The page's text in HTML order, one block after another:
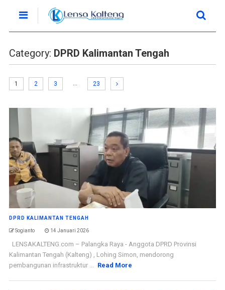
Category: DPRD Kalimantan Tengah
1 2 3 … 23
DPRD KALIMANTAN TENGAH
Sogianto 14 Januari 2026
LENSAKALTENG.com – Palangka Raya - Anggota DPRD Provinsi
Kalimantan Tengah (Kalteng) , Lohing Simon, mendorong
pembangunan infrastruktur ... Read More